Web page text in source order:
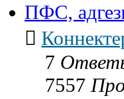
ПФС,
7
7557